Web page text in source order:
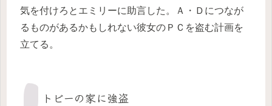
気を付けろとエミリーに助言した。Ａ・Ｄにつなが
るものがあるかもしれない彼女のＰＣを盗む計画を
立てる。
トビーの家に強盗